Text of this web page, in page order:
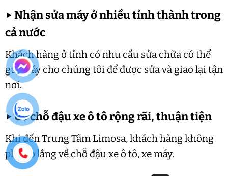
▶Nhận sửa máy ở nhiều tỉnh thành trong
cả nước
Khách hàng ở tỉnh có nhu cầu sửa chữa có thể
gửi máy cho chúng tôi để được sửa và giao lại tận
nơi.
▶Có chỗ đậu xe ô tô rộng rãi, thuận tiện
Khi đến Trung Tâm Limosa, khách hàng không
phải lo lắng về chỗ đậu xe ô tô, xe máy.